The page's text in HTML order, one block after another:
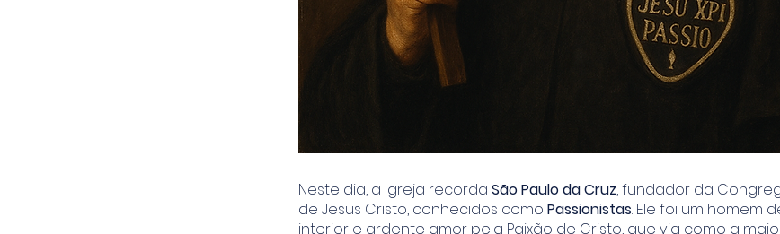
Neste dia, a Igreja recorda São Paulo da Cruz, fundador da
de Jesus Cristo, conhecidos como Passionistas. Ele foi um homem
interior e ardente amor pela Paixão de Cristo, que via como a